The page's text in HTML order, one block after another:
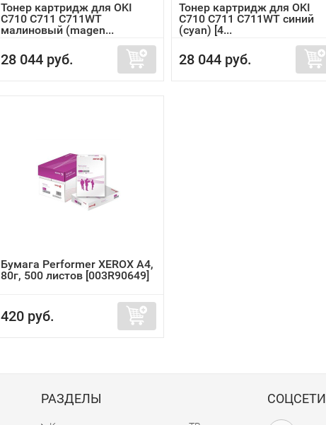
Тонер картридж для OKI
C710 C711 C711WT
малиновый (magen...
28 044 руб.
Тонер картридж для OKI
C710 C711 C711WT синий
(cyan) [4...
28 044 руб.
Бумага Performer XEROX A4,
80г, 500 листов [003R90649]
420 руб.
РАЗДЕЛЫ СОЦСЕТИ